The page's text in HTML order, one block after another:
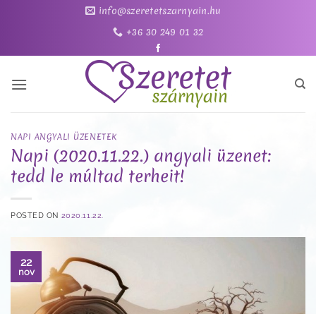
info@szeretetszarnyain.hu
+36 30 249 01 32
NAPI ANGYALI ÜZENETEK
Napi (2020.11.22.) angyali üzenet:
tedd le múltad terheit!
POSTED ON 2020.11.22.
22
nov